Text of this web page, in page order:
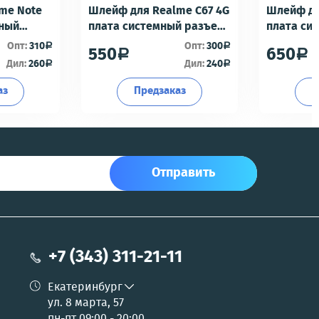
Note
-
Опт:310a
Дил:260a
Шлейф для Realme C67 4G
плата системный разъем/
разъем гарнитуры/
микрофон - Премиум
550a Опт:300a
Дил:240a
Предзаказ
Шлейф
плата
650a
Отправить
+7 (343) 311-21-11
Екатеринбург
ул. 8 марта, 57